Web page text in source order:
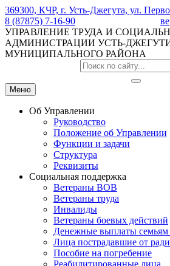
369300, КЧР, г. Усть-Джегута, ул.
8 (87875) 7-16-90
УПРАВЛЕНИЕ ТРУДА И
АДМИНИСТРАЦИИ УСТЬ-
МУНИЦИПАЛЬНОГО РАЙОНА
Меню
Об Управлении
Руководство
Положение об Управлении
Функции и задачи
Структура
Реквизиты
Социальная поддержка
Ветераны ВОВ
Ветераны труда
Инвалиды
Ветераны боевых действий
Денежные выплаты семьям
Лица пострадавшие от
Пособие на погребение
Реабилитированные лица